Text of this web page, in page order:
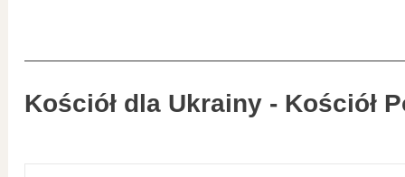
Kościół dla Ukrainy - Kościół